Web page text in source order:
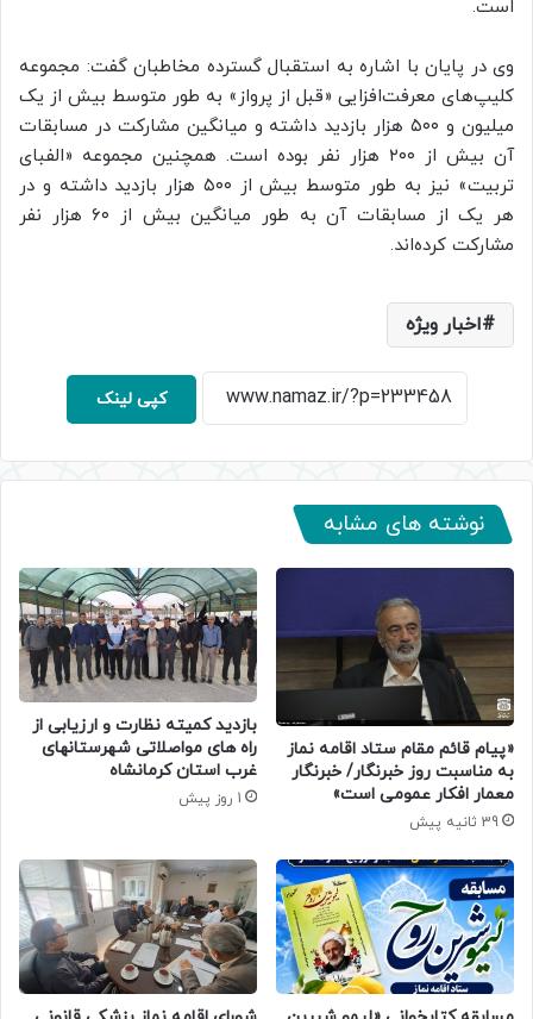
است.
وی در پایان با اشاره به استقبال گسترده مخاطبان گفت: مجموعه
کلیپ‌های معرفت‌افزایی «قبل از پرواز» به طور متوسط بیش از یک
میلیون و ۵۰۰ هزار بازدید داشته و میانگین مشارکت در مسابقات
آن بیش از ۲۰۰ هزار نفر بوده است. همچنین مجموعه «الفبای
تربیت» نیز به طور متوسط بیش از ۵۰۰ هزار بازدید داشته و در
هر یک از مسابقات آن به طور میانگین بیش از ۶۰ هزار نفر
مشارکت کرده‌اند.
اخبار ویژه
کپی لینک
نوشته های مشابه
«پیام قائم مقام ستاد اقامه نماز
به مناسبت روز خبرنگار/ خبرنگار
معمار افکار عمومی است»
39 ثانیه پیش
بازدید کمیته نظارت و ارزیابی از
راه های مواصلاتی شهرستانهای
غرب استان کرمانشاه
1 روز پیش